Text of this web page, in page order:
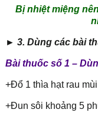
Bị nhiệt miệng
► 3. Dùng các bài
Bài thuốc số 1 –
+Đổ 1 thìa hạt rau
+Đun sôi khoảng 5